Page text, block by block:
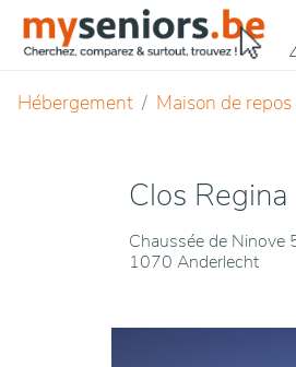
Hébergement Maison de repos
Clos Regina
Chaussée de Ninove
1070 Anderlecht